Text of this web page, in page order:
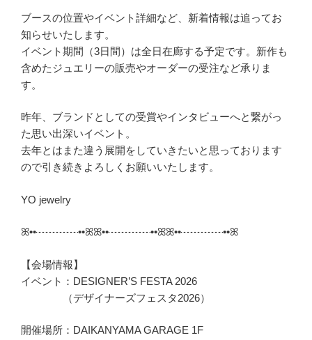
ブースの位置やイベント詳細など、新着情報は追ってお
知らせいたします。
イベント期間（3日間）は全日在廊する予定です。新作も
含めたジュエリーの販売やオーダーの受注など承りま
す。
昨年、ブランドとしての受賞やインタビューへと繋がっ
た思い出深いイベント。
去年とはまた違う展開をしていきたいと思っております
ので引き続きよろしくお願いいたします。
YO jewelry
ꕤ••┈┈┈┈••ꕤꕤ••┈┈┈┈••ꕤꕤ••┈┈┈┈••ꕤ
【会場情報】
イベント：DESIGNER’S FESTA 2026
（デザイナーズフェスタ2026）
開催場所：DAIKANYAMA GARAGE 1F